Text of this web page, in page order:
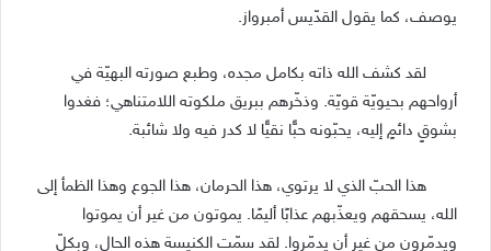
يوصف، كما يقول القدّيس أمبرواز.
لقد كشف الله ذاته بكامل مجده، وطبع صورته البهيّة في
أرواحهم بحيويّة قويّة. وذخّرهم ببريق ملكوته اللامتناهي؛ فغدوا
بشوقٍ دائمٍ إليه، يحبّونه حبًّا نقيًّا لا كدر فيه ولا شائبة.
هذا الحبّ الذي لا يرتوي، هذا الحرمان، هذا الجوع وهذا الظمأ إلى
الله، يسحقهم ويعذّبهم عذابًا أليمًا. يموتون من غير أن يموتوا
ويدمّرون من غير أن يدمّروا. لقد سمّت الكنيسة هذه الحال، وبكلّ